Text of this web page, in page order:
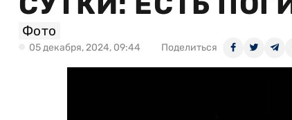
Фото
05 декабря, 2024, 09:44 Поделиться